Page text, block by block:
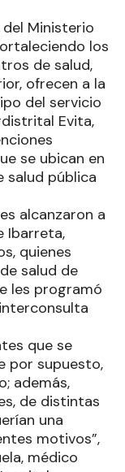
Ministerio
los
de salud,
ofrecen a la
del servicio
Evita,
se ubican en
salud pública
alcanzaron a
Ibarreta,
quienes
salud de
les programó
que se
por supuesto,
además,
de distintas
una
motivos”,
médico